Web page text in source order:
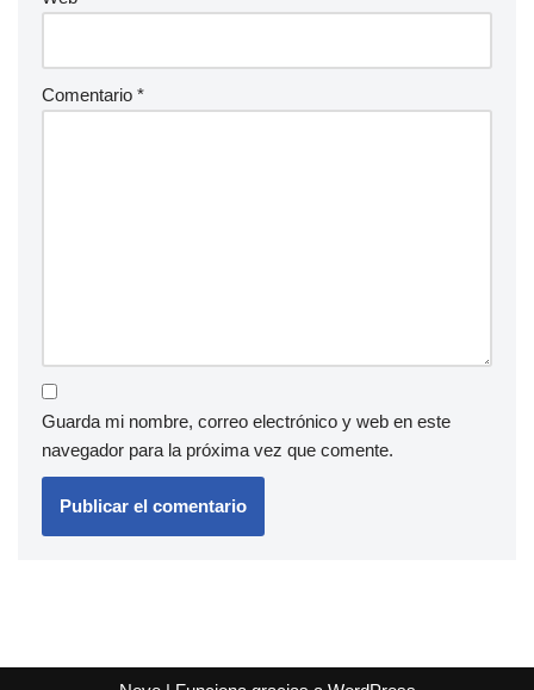
Comentario *
Guarda mi nombre, correo electrónico y web en este
navegador para la próxima vez que comente.